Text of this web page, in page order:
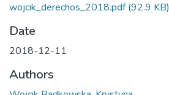
wojcik_derechos_2018.pdf(92.9 KB)
Date
2018-12-11
Authors